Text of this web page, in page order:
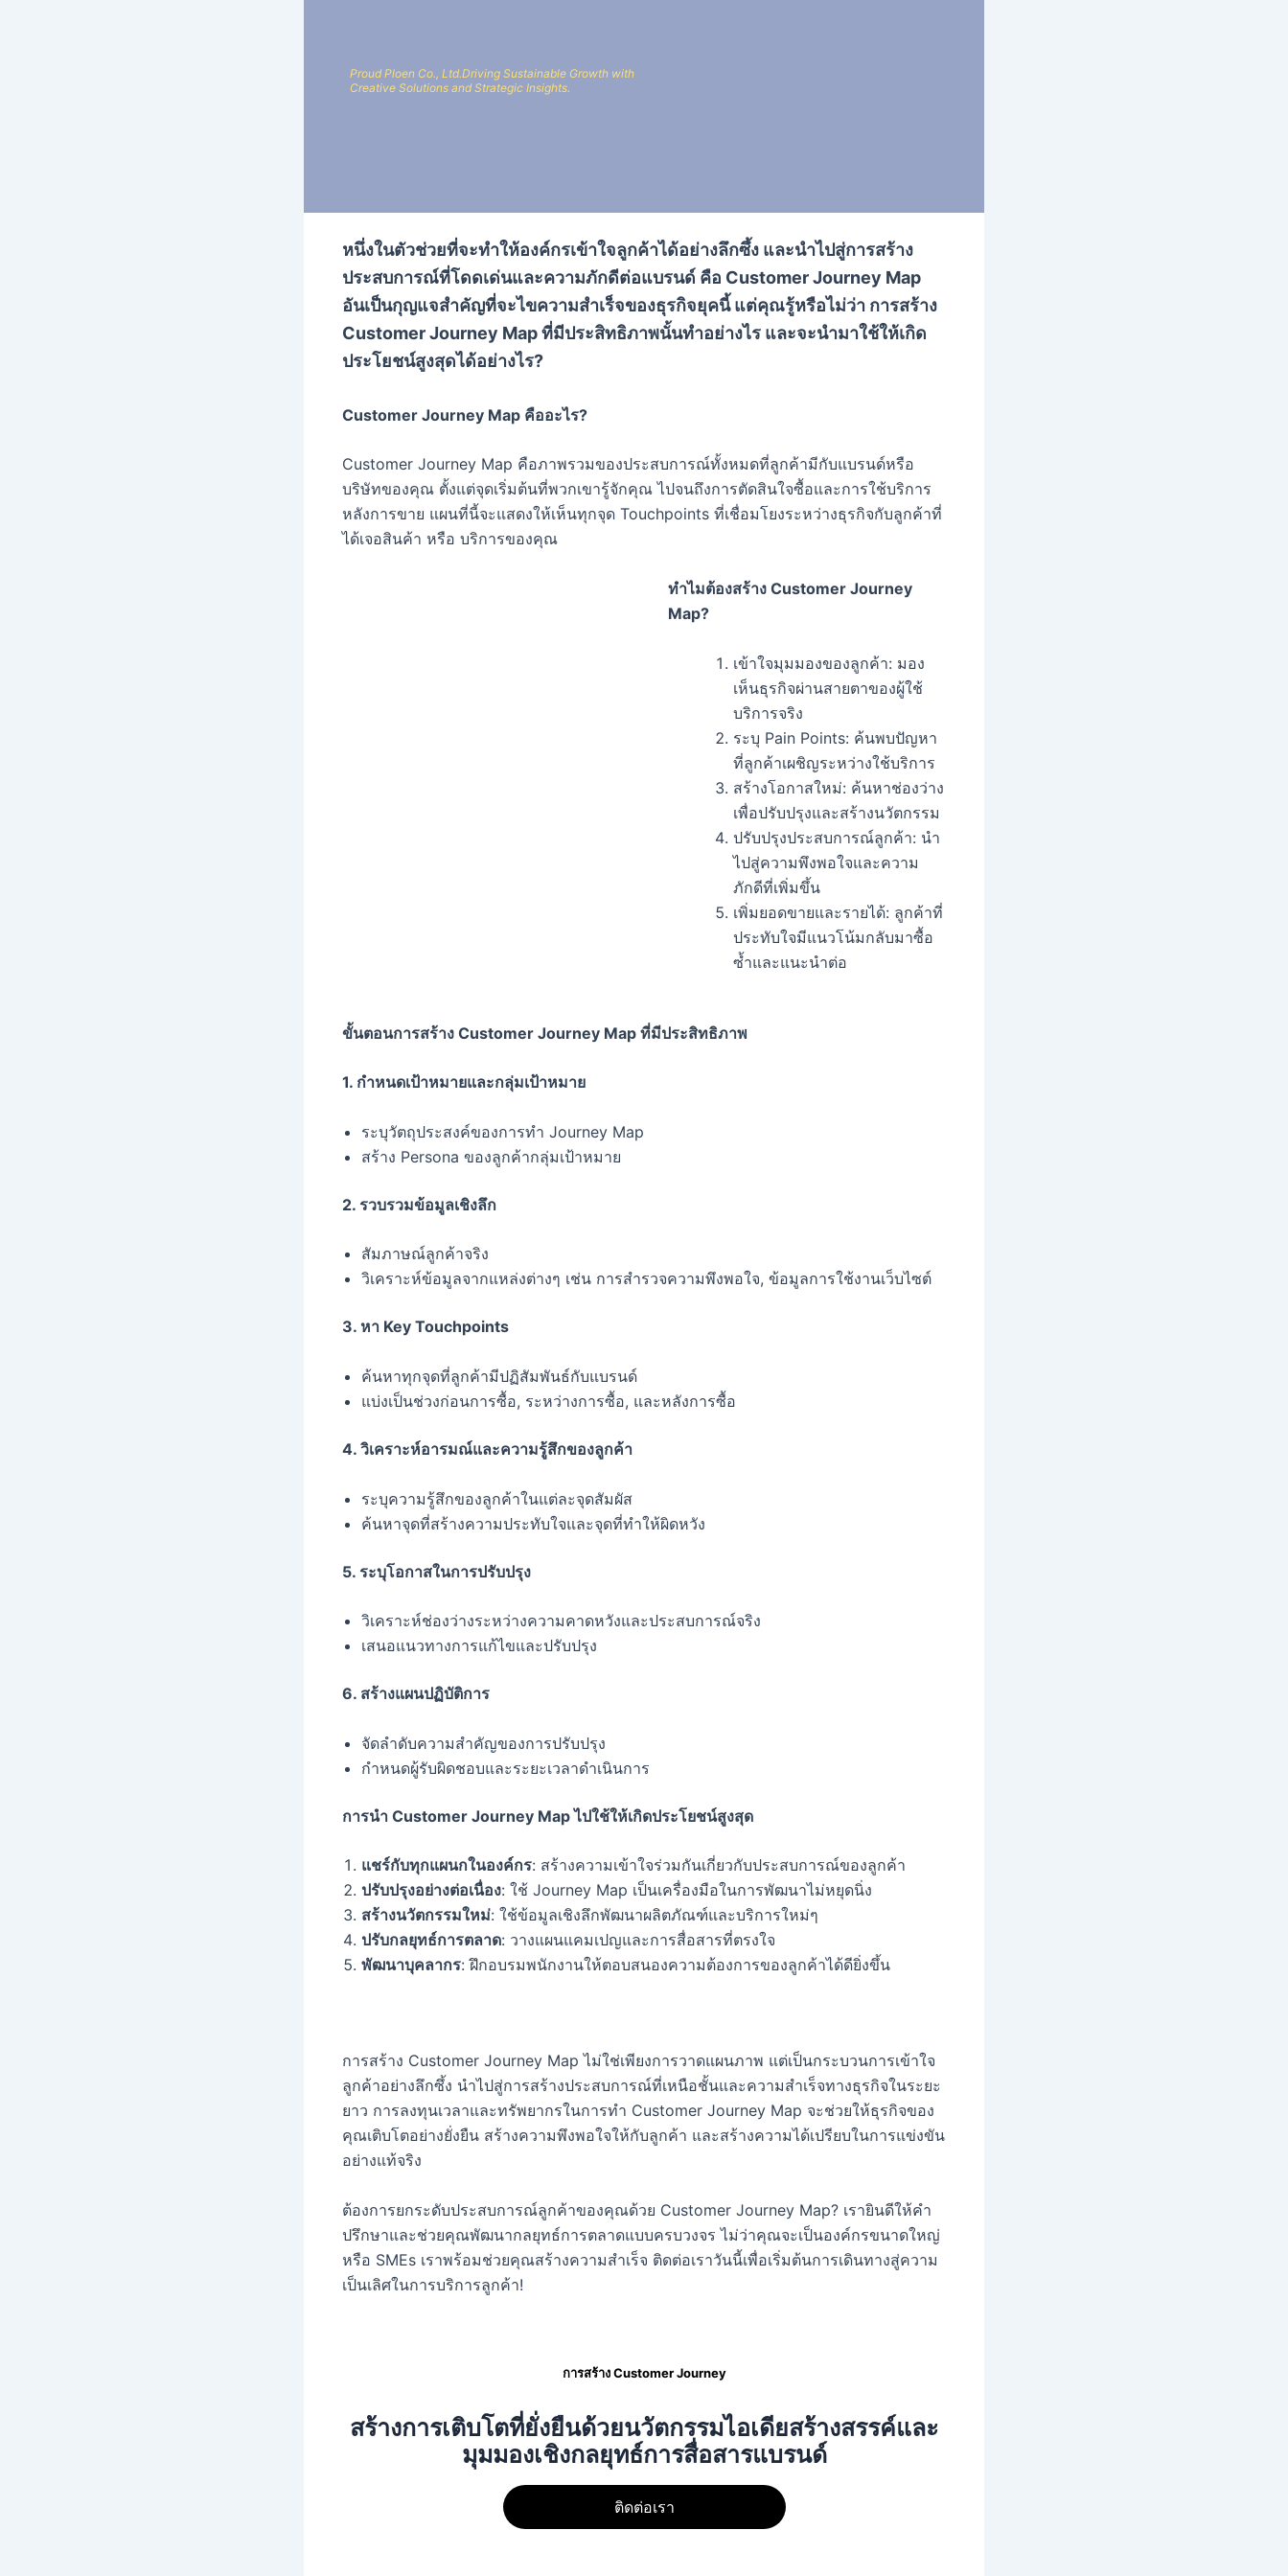
Proud Ploen Co., Ltd.Driving Sustainable Growth with
Creative Solutions and Strategic Insights.
หนึ่งในตัวช่วยที่จะทำให้องค์กรเข้าใจลูกค้าได้อย่างลึกซึ้ง และนำไปสู่การสร้าง
ประสบการณ์ที่โดดเด่นและความภักดีต่อแบรนด์ คือ Customer Journey Map
อันเป็นกุญแจสำคัญที่จะไขความสำเร็จของธุรกิจยุคนี้ แต่คุณรู้หรือไม่ว่า การสร้าง
Customer Journey Map ที่มีประสิทธิภาพนั้นทำอย่างไร และจะนำมาใช้ให้เกิด
ประโยชน์สูงสุดได้อย่างไร?
Customer Journey Map คืออะไร?
Customer Journey Map คือภาพรวมของประสบการณ์ทั้งหมดที่ลูกค้ามีกับแบรนด์หรือ
บริษัทของคุณ ตั้งแต่จุดเริ่มต้นที่พวกเขารู้จักคุณ ไปจนถึงการตัดสินใจซื้อและการใช้บริการ
หลังการขาย แผนที่นี้จะแสดงให้เห็นทุกจุด Touchpoints ที่เชื่อมโยงระหว่างธุรกิจกับลูกค้าที่
ได้เจอสินค้า หรือ บริการของคุณ
ทำไมต้องสร้าง Customer Journey
Map?
เข้าใจมุมมองของลูกค้า: มอง
เห็นธุรกิจผ่านสายตาของผู้ใช้
บริการจริง
ระบุ Pain Points: ค้นพบปัญหา
ที่ลูกค้าเผชิญระหว่างใช้บริการ
สร้างโอกาสใหม่: ค้นหาช่องว่าง
เพื่อปรับปรุงและสร้างนวัตกรรม
ปรับปรุงประสบการณ์ลูกค้า: นำ
ไปสู่ความพึงพอใจและความ
ภักดีที่เพิ่มขึ้น
เพิ่มยอดขายและรายได้: ลูกค้าที่
ประทับใจมีแนวโน้มกลับมาซื้อ
ซ้ำและแนะนำต่อ
ขั้นตอนการสร้าง Customer Journey Map ที่มีประสิทธิภาพ
1. กำหนดเป้าหมายและกลุ่มเป้าหมาย
ระบุวัตถุประสงค์ของการทำ Journey Map
สร้าง Persona ของลูกค้ากลุ่มเป้าหมาย
2. รวบรวมข้อมูลเชิงลึก
สัมภาษณ์ลูกค้าจริง
วิเคราะห์ข้อมูลจากแหล่งต่างๆ เช่น การสำรวจความพึงพอใจ, ข้อมูลการใช้งานเว็บไซต์
3. หา Key Touchpoints
ค้นหาทุกจุดที่ลูกค้ามีปฏิสัมพันธ์กับแบรนด์
แบ่งเป็นช่วงก่อนการซื้อ, ระหว่างการซื้อ, และหลังการซื้อ
4. วิเคราะห์อารมณ์และความรู้สึกของลูกค้า
ระบุความรู้สึกของลูกค้าในแต่ละจุดสัมผัส
ค้นหาจุดที่สร้างความประทับใจและจุดที่ทำให้ผิดหวัง
5. ระบุโอกาสในการปรับปรุง
วิเคราะห์ช่องว่างระหว่างความคาดหวังและประสบการณ์จริง
เสนอแนวทางการแก้ไขและปรับปรุง
6. สร้างแผนปฏิบัติการ
จัดลำดับความสำคัญของการปรับปรุง
กำหนดผู้รับผิดชอบและระยะเวลาดำเนินการ
การนำ Customer Journey Mapไปใช้ให้เกิดประโยชน์สูงสุด
แชร์กับทุกแผนกในองค์กร: สร้างความเข้าใจร่วมกันเกี่ยวกับประสบการณ์ของลูกค้า
ปรับปรุงอย่างต่อเนื่อง: ใช้ Journey Map เป็นเครื่องมือในการพัฒนาไม่หยุดนิ่ง
สร้างนวัตกรรมใหม่: ใช้ข้อมูลเชิงลึกพัฒนาผลิตภัณฑ์และบริการใหม่ๆ
ปรับกลยุทธ์การตลาด: วางแผนแคมเปญและการสื่อสารที่ตรงใจ
พัฒนาบุคลากร: ฝึกอบรมพนักงานให้ตอบสนองความต้องการของลูกค้าได้ดียิ่งขึ้น
การสร้าง Customer Journey Map ไม่ใช่เพียงการวาดแผนภาพ แต่เป็นกระบวนการเข้าใจ
ลูกค้าอย่างลึกซึ้ง นำไปสู่การสร้างประสบการณ์ที่เหนือชั้นและความสำเร็จทางธุรกิจในระยะ
ยาว การลงทุนเวลาและทรัพยากรในการทำ Customer Journey Map จะช่วยให้ธุรกิจของ
คุณเติบโตอย่างยั่งยืน สร้างความพึงพอใจให้กับลูกค้า และสร้างความได้เปรียบในการแข่งขัน
อย่างแท้จริง
ต้องการยกระดับประสบการณ์ลูกค้าของคุณด้วย Customer Journey Map? เรายินดีให้คำ
ปรึกษาและช่วยคุณพัฒนากลยุทธ์การตลาดแบบครบวงจร ไม่ว่าคุณจะเป็นองค์กรขนาดใหญ่
หรือ SMEs เราพร้อมช่วยคุณสร้างความสำเร็จ ติดต่อเราวันนี้เพื่อเริ่มต้นการเดินทางสู่ความ
เป็นเลิศในการบริการลูกค้า!
การสร้าง Customer Journey
สร้างการเติบโตที่ยั่งยืนด้วยนวัตกรรมไอเดียสร้างสรรค์และ
มุมมองเชิงกลยุทธ์การสื่อสารแบรนด์
ติดต่อเรา